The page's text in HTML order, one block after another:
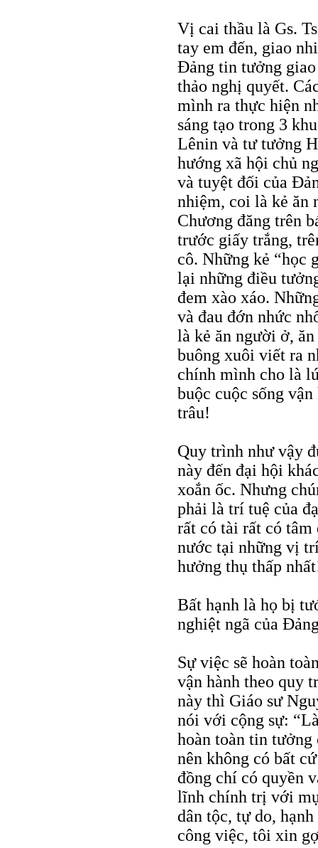
Vị cai thầu là Gs.
tay em đến, giao
Đảng tin tưởng
thảo nghị quyết.
mình ra thực hiện
sáng tạo trong 3
Lênin và tư tưởng
hướng xã hội chủ
và tuyệt đối của
nhiệm, coi là kẻ ăn
Chương đăng trên
trước giấy trắng,
cô. Những kẻ “học
lại những điều
đem xào xáo.
và đau đớn nhức
là kẻ ăn người ở,
buông xuôi viết ra
chính mình cho là
buộc cuộc sống
trâu!
Quy trình như vậy
này đến đại hội
xoắn ốc. Nhưng
phải là trí tuệ của
rất có tài rất có tâm
nước tại những vị
hưởng thụ thấp
Bất hạnh là họ bị
nghiệt ngã của
Sự việc sẽ hoàn
vận hành theo quy
này thì Giáo sư
nói với cộng sự:
hoàn toàn tin tưởng
nên không có bất
đồng chí có quyền
lĩnh chính trị với
dân tộc, tự do,
công việc, tôi xin